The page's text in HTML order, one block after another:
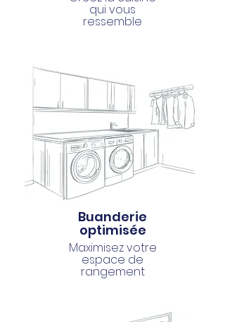
qui vous
ressemble
Buanderie
optimisée
Maximisez votre
espace de
rangement